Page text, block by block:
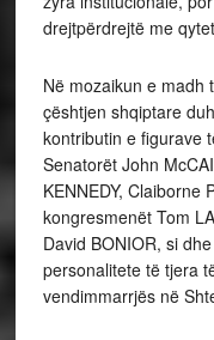
drejtpërdrejtë me
Në mozaikun e madh
çështjen shqiptare
kontributin e figurave
Senatorët John
KENNEDY, Claiborne
kongresmenët Tom
David BONIOR, si
personalitete të tjera
vendimmarrjës në